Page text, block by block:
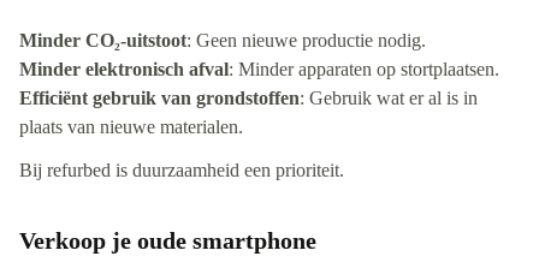
Minder CO₂-uitstoot: Geen nieuwe productie nodig.
Minder elektronisch afval: Minder apparaten op stortplaatsen.
Efficiënt gebruik van grondstoffen: Gebruik wat er al is in
plaats van nieuwe materialen.
Bij refurbed is duurzaamheid een prioriteit.
Verkoop je oude smartphone